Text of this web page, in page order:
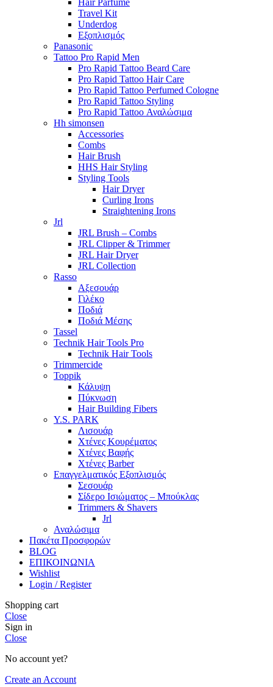
Travel Kit
Underdog
Εξοπλισμός
Panasonic
Tattoo Pro Rapid Men
Pro Rapid Tattoo Beard Care
Pro Rapid Tattoo Hair Care
Pro Rapid Tattoo Perfumed Cologne
Pro Rapid Tattoo Styling
Pro Rapid Tattoo Αναλώσιμα
Hh simonsen
Accessories
Combs
Hair Brush
HHS Hair Styling
Styling Tools
Hair Dryer
Curling Irons
Straightening Irons
Jrl
JRL Brush – Combs
JRL Clipper & Trimmer
JRL Hair Dryer
JRL Collection
Rasso
Αξεσουάρ
Γιλέκο
Ποδιά
Ποδιά Μέσης
Tassel
Technik Hair Tools Pro
Technik Hair Tools
Trimmercide
Toppik
Κάλυψη
Πύκνωση
Hair Building Fibers
Y.S. PARK
Λισουάρ
Χτένες Κουρέματος
Χτένες Βαφής
Χτένες Barber
Επαγγελματικός Εξοπλισμός
Σεσουάρ
Σίδερο Ισιώματος – Μπούκλας
Trimmers & Shavers
Jrl
Αναλώσιμα
Πακέτα Προσφορών
BLOG
ΕΠΙΚΟΙΝΩΝΙΑ
Wishlist
Login / Register
Shopping cart
Close
Sign in
Close
No account yet?
Create an Account